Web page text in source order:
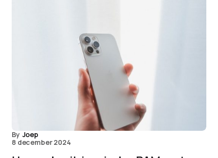
By Joep
8 december 2024